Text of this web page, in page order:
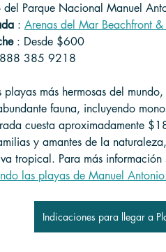
del Parque Nacional Manuel
: Arenas del Mar Beachfront &
: Desde $600
385 9218
más hermosas del
fauna, incluyendo
cuesta aproximadamente
y amantes de la
tropical. Para más
las playas de Manuel
Indicaciones para llegar a